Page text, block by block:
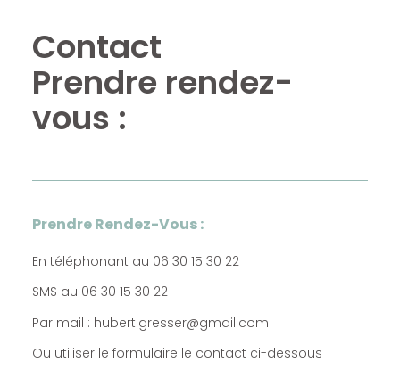
Contact
Prendre rendez-
vous :
Prendre Rendez-Vous :
En téléphonant au 06 30 15 30 22
SMS au 06 30 15 30 22
Par mail : hubert.gresser@gmail.com
Ou utiliser le formulaire le contact ci-dessous